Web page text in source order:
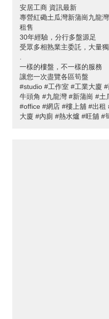
安居工商 資訊最新
專營紅磡土瓜灣新蒲崗九龍
租售
30年經驗，分行多盤源足
受眾多相熟業主委託，大量
.
一樣的樓盤，不一樣的服務
讓您一次盡覽各區筍盤
#studio #工作室 #工業大廈
牛頭角 #九龍灣 #新蒲崗 #土
#office #網店 #樓上舖 #出
大廈 #內廁 #熱水爐 #旺舖 #